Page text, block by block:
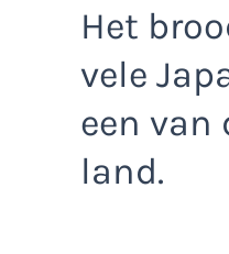
Het
vele
een van
land.